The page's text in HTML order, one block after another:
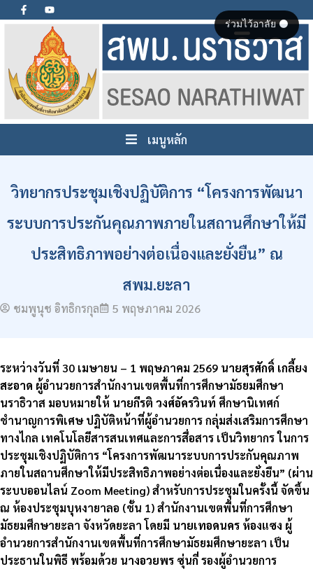
เมนูหลัก
วิทยากรประชุมเชิงปฏิบัติการ “โครงการพัฒนา
ระบบการประกันคุณภาพภายในสถานศึกษาให้มี
ประสิทธิภาพอย่างต่อเนื่องและยั่งยืน” ณ
สพม.ยะลา
ชมพูนุช อิทธิกรกุล 5 พฤษภาคม 2026
ระหว่างวันที่ 30 เมษายน – 1 พฤษภาคม 2569 นายสุรศักดิ์ เกลี้ยง
สะอาด ผู้อำนวยการสำนักงานเขตพื้นที่การศึกษามัธยมศึกษา
นราธิวาส มอบหมายให้ นายกีรติ วงศ์อัครวินท์ ศึกษานิเทศก์
ชำนาญการพิเศษ ปฏิบัติหน้าที่ผู้อำนวยการ กลุ่มส่งเสริมการศึกษา
ทางไกล เทคโนโลยีสารสนเทศและการสื่อสาร เป็นวิทยากร ในการ
ประชุมเชิงปฏิบัติการ “โครงการพัฒนาระบบการประกันคุณภาพ
ภายในสถานศึกษาให้มีประสิทธิภาพอย่างต่อเนื่องและยั่งยืน” (ผ่าน
ระบบออนไลน์ Zoom Meeting) สำหรับการประชุมในครั้งนี้ จัดขึ้น
ณ ห้องประชุมบุหงายาลอ (ชั้น 1) สำนักงานเขตพื้นที่การศึกษา
มัธยมศึกษายะลา จังหวัดยะลา โดยมี นายเทอดนคร ห้องแซง ผู้
อำนวยการสำนักงานเขตพื้นที่การศึกษามัธยมศึกษายะลา เป็น
ประธานในพิธี พร้อมด้วย นางอวยพร ซุ่นกี่รองผู้อำนวยการ
ร่วมไว้อาลัย ⚫